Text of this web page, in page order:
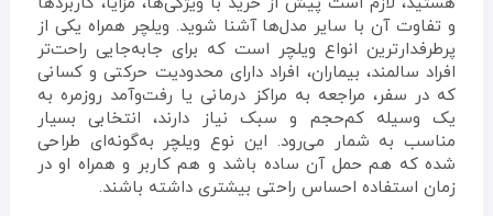
و تفاوت آن با سایر مدل‌ها آشنا شوید. ویلچر همراه یکی از
پرطرفدارترین انواع ویلچر است که برای جابه‌جایی راحت‌تر
افراد سالمند، بیماران، افراد دارای محدودیت حرکتی و کسانی
که در سفر، مراجعه به مراکز درمانی یا رفت‌وآمد روزمره به
یک وسیله کم‌حجم و سبک نیاز دارند، انتخابی بسیار
مناسب به شمار می‌رود. این نوع ویلچر به‌گونه‌ای طراحی
شده که هم حمل آن ساده باشد و هم کاربر و همراه او در
زمان استفاده احساس راحتی بیشتری داشته باشند.